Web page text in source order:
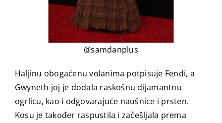
@samdanplus
Haljinu obogaćenu volanima potpisuje Fendi, a
Gwyneth joj je dodala raskošnu dijamantnu
ogrlicu, kao i odgovarajuće naušnice i prsten.
Kosu je također raspustila i začešljala prema